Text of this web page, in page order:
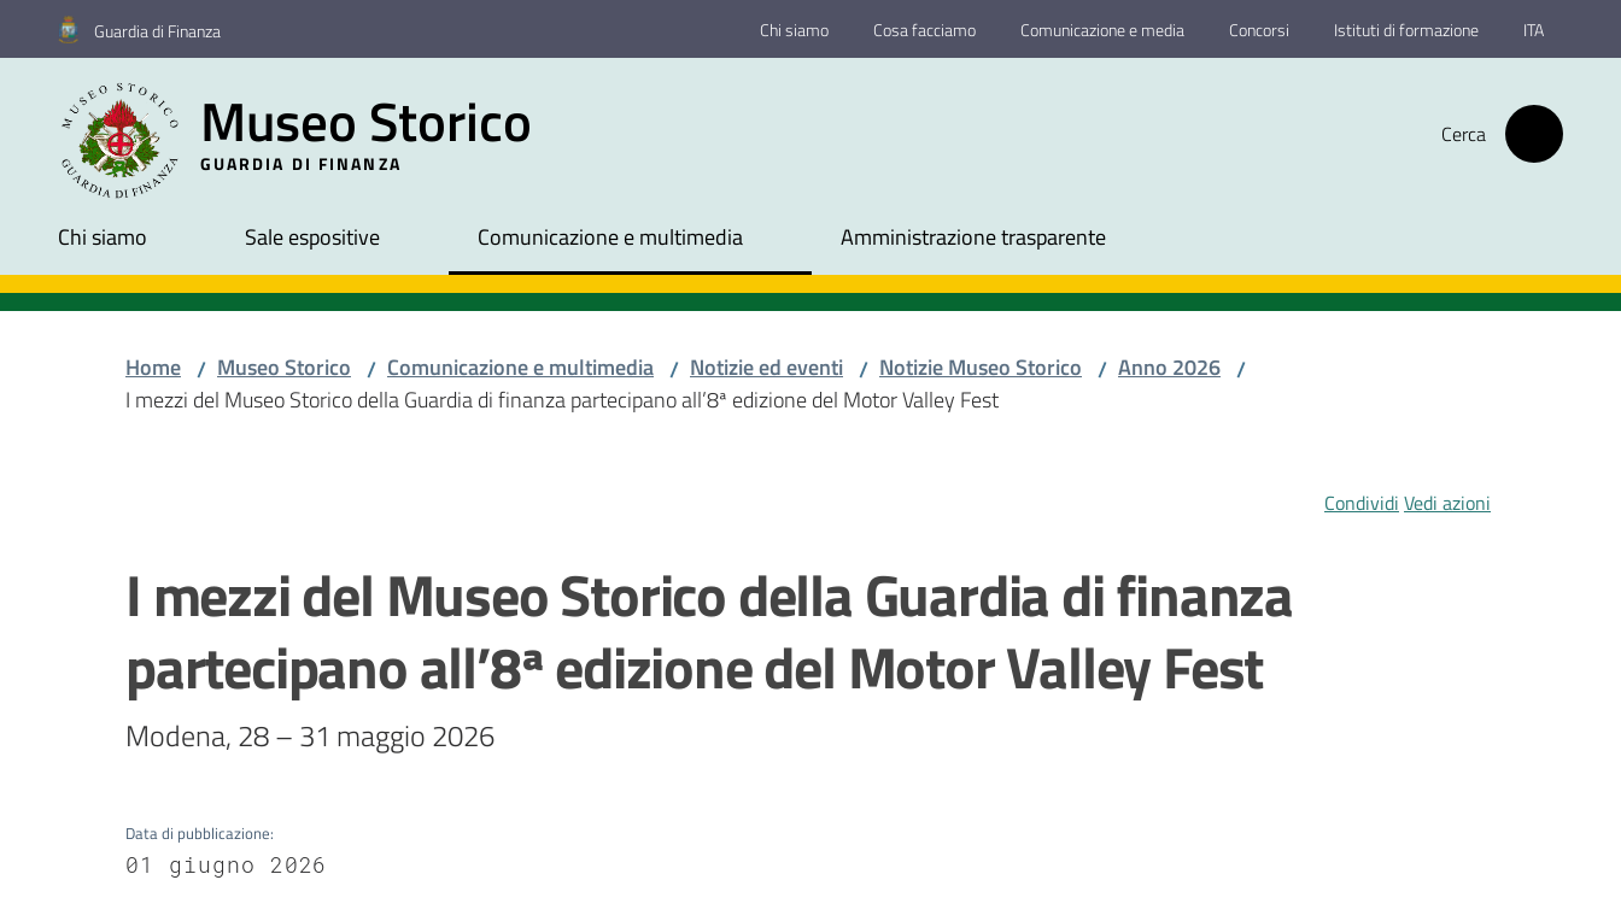
Vai al contenuto
Vai alla navigazione
Vai al footerGuardia di Finanza Chi siamo Cosa facciamo Comunicazione e media Concorsi Istituti di formazione ITA
Museo Storico
GUARDIA DI FINANZA
Cerca
Chi siamo Sale espositive Comunicazione e multimedia Amministrazione trasparente
Home / Museo Storico / Comunicazione e multimedia / Notizie ed eventi / Notizie Museo Storico / Anno 2026 /
I mezzi del Museo Storico della Guardia di finanza partecipano all’8ª edizione del Motor Valley Fest
I mezzi del Museo Storico della Guardia di finanza
partecipano all’8ª edizione del Motor Valley Fest
Modena, 28 – 31 maggio 2026
Data di pubblicazione:
01 giugno 2026
Condividi Vedi azioni